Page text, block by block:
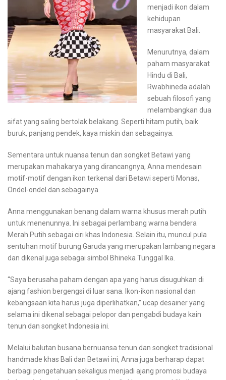
menjadi ikon dalam
kehidupan
masyarakat Bali.
Menurutnya, dalam
paham masyarakat
Hindu di Bali,
Rwabhineda adalah
sebuah filosofi yang
melambangkan dua
sifat yang saling bertolak belakang. Seperti hitam putih, baik
buruk, panjang pendek, kaya miskin dan sebagainya.
Sementara untuk nuansa tenun dan songket Betawi yang
merupakan mahakarya yang dirancangnya, Anna mendesain
motif-motif dengan ikon terkenal dari Betawi seperti Monas,
Ondel-ondel dan sebagainya.
Anna menggunakan benang dalam warna khusus merah putih
untuk menenunnya. Ini sebagai perlambang warna bendera
Merah Putih sebagai ciri khas Indonesia. Selain itu, muncul pula
sentuhan motif burung Garuda yang merupakan lambang negara
dan dikenal juga sebagai simbol Bhineka Tunggal Ika.
“Saya berusaha paham dengan apa yang harus disuguhkan di
ajang fashion bergengsi di luar sana. Ikon-ikon nasional dan
kebangsaan kita harus juga diperlihatkan,” ucap desainer yang
selama ini dikenal sebagai pelopor dan pengabdi budaya kain
tenun dan songket Indonesia ini.
Melalui balutan busana bernuansa tenun dan songket tradisional
handmade khas Bali dan Betawi ini, Anna juga berharap dapat
berbagi pengetahuan sekaligus menjadi ajang promosi budaya